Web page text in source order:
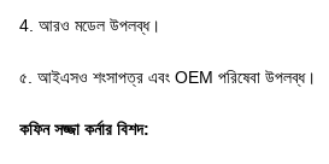
4. আরও মডেল উপলব্ধ।
৫. আইএসও শংসাপত্র এবং OEM পরিষেবা উপলব্ধ।
কফিন সজ্জা কর্নার বিশদ: